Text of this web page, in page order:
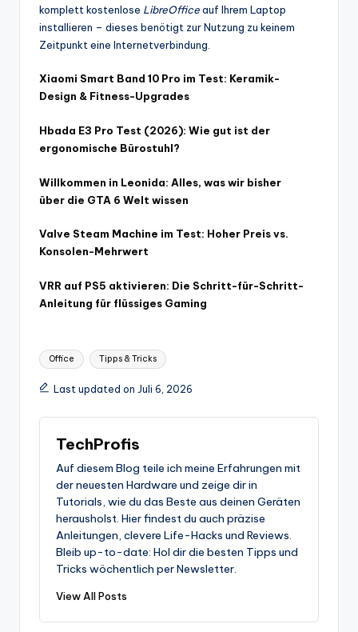
komplett kostenlose LibreOfficeauf Ihrem Laptop
installieren – dieses benötigt zur Nutzung zu keinem
Zeitpunkt eine Internetverbindung.
Xiaomi Smart Band 10 Pro im Test: Keramik-
Design & Fitness-Upgrades
Hbada E3 Pro Test (2026): Wie gut ist der
ergonomische Bürostuhl?
Willkommen in Leonida: Alles, was wir bisher
über die GTA 6 Welt wissen
Valve Steam Machine im Test: Hoher Preis vs.
Konsolen-Mehrwert
VRR auf PS5 aktivieren: Die Schritt-für-Schritt-
Anleitung für flüssiges Gaming
Tags:
Office Tipps & Tricks
Last updated on Juli 6, 2026
TechProfis
Auf diesem Blog teile ich meine Erfahrungen mit
der neuesten Hardware und zeige dir in
Tutorials, wie du das Beste aus deinen Geräten
herausholst. Hier findest du auch präzise
Anleitungen, clevere Life-Hacks und Reviews.
Bleib up-to-date: Hol dir die besten Tipps und
Tricks wöchentlich per Newsletter.
View All Posts